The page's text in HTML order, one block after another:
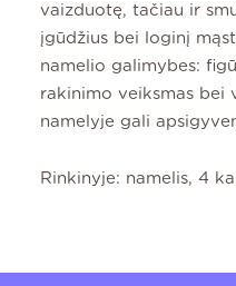
vaizduotę, tačiau ir
įgūdžius bei loginį
namelio galimybes:
rakinimo veiksmas bei
namelyje gali
Rinkinyje: namelis, 4